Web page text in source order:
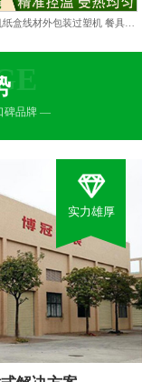
碑品牌 —
实力雄厚